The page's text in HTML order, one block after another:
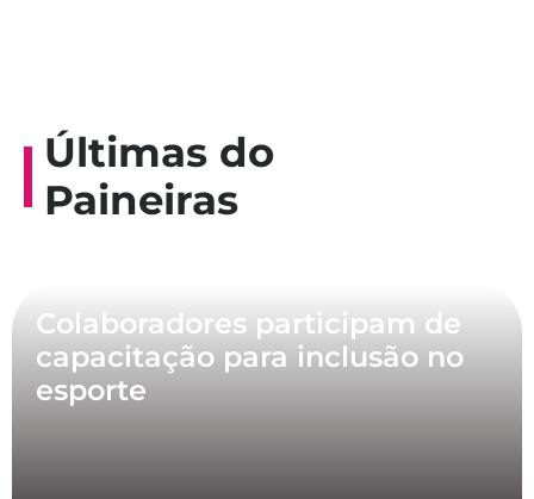
Últimas do
Paineiras
Colaboradores participam de
capacitação para inclusão no
esporte